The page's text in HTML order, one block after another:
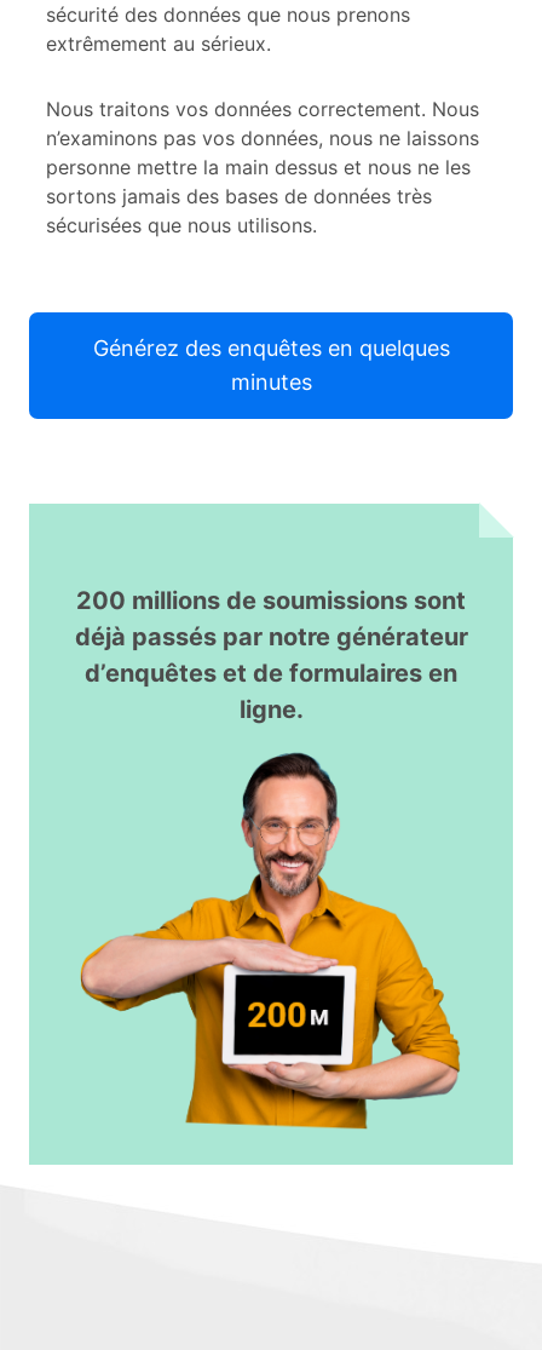
sécurité des données que nous prenons
extrêmement au sérieux.
Nous traitons vos données correctement. Nous
n’examinons pas vos données, nous ne laissons
personne mettre la main dessus et nous ne les
sortons jamais des bases de données très
sécurisées que nous utilisons.
Générez des enquêtes en quelques
minutes
200 millions de soumissions sont
déjà passés par notre générateur
d’enquêtes et de formulaires en
ligne.